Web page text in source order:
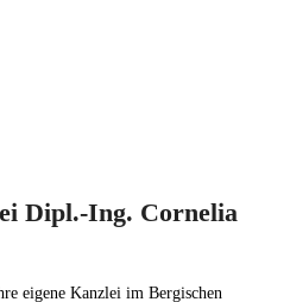
Dipl.-Ing. Cornelia
eigene Kanzlei im Bergischen